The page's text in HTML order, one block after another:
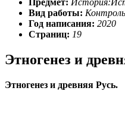
Предмет:
Вид работы:
Год написания: 2020
Страниц: 19
Этногенез и
Этногенез и древняя Русь.